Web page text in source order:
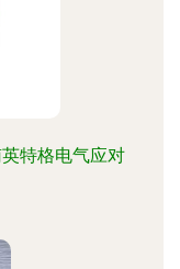
特格电气应对